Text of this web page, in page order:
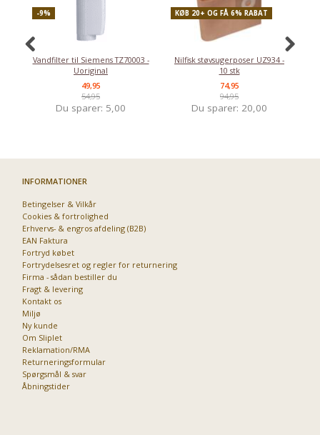
-9%
Vandfilter til Siemens TZ70003 -
Uoriginal
49,95
54,95
Du sparer: 5,00
KØB 20+ OG FÅ 6% RABAT
Nilfisk støvsugerposer UZ934 -
10 stk
74,95
94,95
Du sparer: 20,00
INFORMATIONER
Betingelser & Vilkår
Cookies & fortrolighed
Erhvervs- & engros afdeling (B2B)
EAN Faktura
Fortryd købet
Fortrydelsesret og regler for returnering
Firma - sådan bestiller du
Fragt & levering
Kontakt os
Miljø
Ny kunde
Om Sliplet
Reklamation/RMA
Returneringsformular
Spørgsmål & svar
Åbningstider
Priser fra kun 29,95